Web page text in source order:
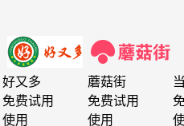
好又多
免费试用
使用
蘑菇街
免费试用
使用